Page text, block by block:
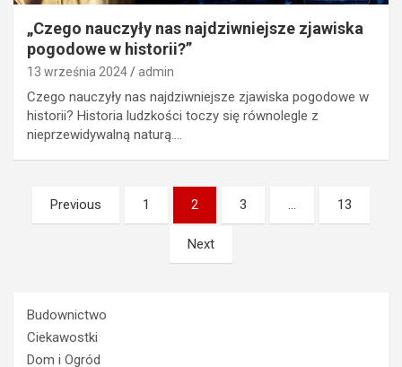
„Czego nauczyły nas najdziwniejsze zjawiska
pogodowe w historii?”
13 września 2024 admin
Czego nauczyły nas najdziwniejsze zjawiska pogodowe w
historii? Historia ludzkości toczy się równolegle z
nieprzewidywalną naturą.…
Nawigacja
po
Previous 1 2 3 … 13
Next
Budownictwo
Ciekawostki
Dom i Ogród